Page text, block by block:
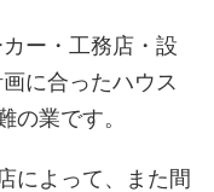
ー・工務店・設
に合ったハウス
の業です。
によって、また間